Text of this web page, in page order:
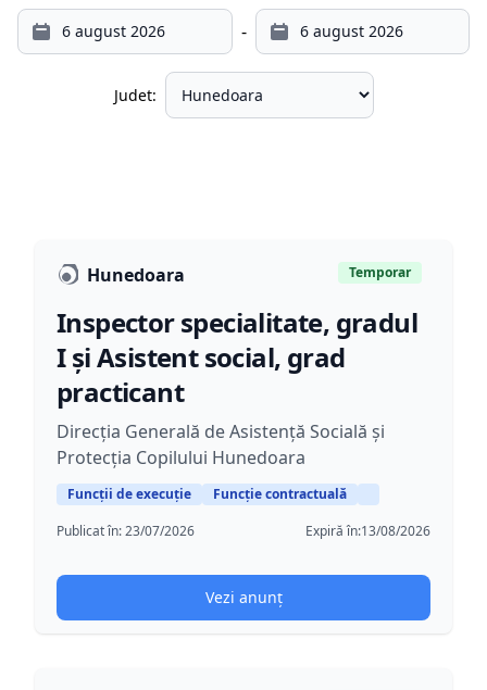
-
Judet:
Hunedoara Temporar
Inspector specialitate, gradul
I și Asistent social, grad
practicant
Direcția Generală de Asistență Socială și
Protecția Copilului Hunedoara
Funcții de execuție
Funcție contractuală
Publicat în:23/07/2026 Expiră în:13/08/2026
Vezi anunț